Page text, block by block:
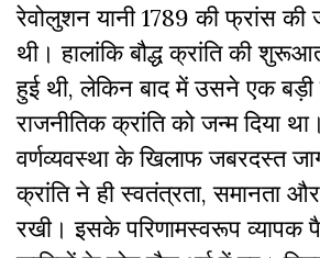
रेवोलुशन यानी 1789 की फ्रांस की
थी। हालांकि बौद्ध क्रांति की
हुई थी, लेकिन बाद में उसने एक
राजनीतिक क्रांति को जन्म दिया
वर्णव्यवस्था के खिलाफ जबरदस्त
क्रांति ने ही स्वतंत्रता, समानता
रखी। इसके परिणामस्वरूप व्यापक